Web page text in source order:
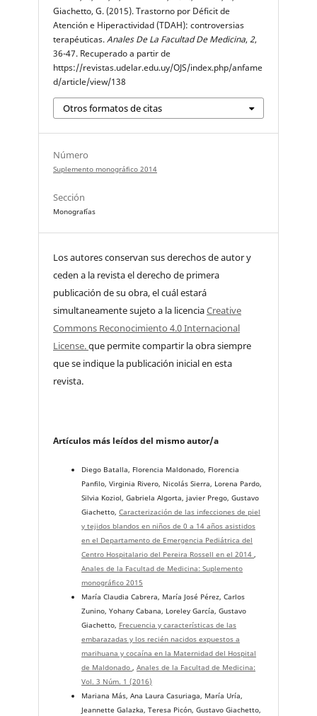
Giachetto, G. (2015). Trastorno por Déficit de
Atención e Hiperactividad (TDAH): controversias
terapéuticas.Anales De La Facultad De Medicina, 2,
36-47. Recuperado a partir de
https://revistas.udelar.edu.uy/OJS/index.php/anfame
d/article/view/138
Otros formatos de citas
Número
Suplemento monográfico 2014
Sección
Monografías
Los autores conservan sus derechos de autor y
ceden a la revista el derecho de primera
publicación de su obra, el cuál estará
simultaneamente sujeto a la licenciaCreative
Commons Reconocimiento 4.0 Internacional
License.que permite compartir la obra siempre
que se indique la publicación inicial en esta
revista.
Artículos más leídos del mismo autor/a
Diego Batalla, Florencia Maldonado, Florencia
Panfilo, Virginia Rivero, Nicolás Sierra, Lorena Pardo,
Silvia Koziol, Gabriela Algorta, javier Prego, Gustavo
Giachetto, Caracterización de las infecciones de piel
y tejidos blandos en niños de 0 a 14 años asistidos
en el Departamento de Emergencia Pediátrica del
Centro Hospitalario del Pereira Rossell en el 2014 ,
Anales de la Facultad de Medicina: Suplemento
monográfico 2015
María Claudia Cabrera, María José Pérez, Carlos
Zunino, Yohany Cabana, Loreley García, Gustavo
Giachetto, Frecuencia y características de las
embarazadas y los recién nacidos expuestos a
marihuana y cocaína en la Maternidad del Hospital
de Maldonado , Anales de la Facultad de Medicina:
Vol. 3 Núm. 1 (2016)
Mariana Más, Ana Laura Casuriaga, María Uría,
Jeannette Galazka, Teresa Picón, Gustavo Giachetto,